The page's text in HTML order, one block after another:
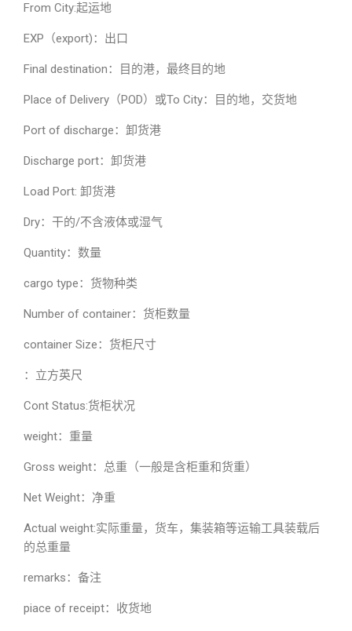
From City:起运地
EXP（export)：出口
Final destination：目的港，最终目的地
Place of Delivery（POD）或To City：目的地，交货地
Port of discharge：卸货港
Discharge port：卸货港
Load Port: 卸货港
Dry：干的/不含液体或湿气
Quantity：数量
cargo type：货物种类
Number of container：货柜数量
container Size：货柜尺寸
：立方英尺
Cont Status:货柜状况
weight：重量
Gross weight：总重（一般是含柜重和货重）
Net Weight：净重
Actual weight:实际重量，货车，集装箱等运输工具装载后
的总重量
remarks：备注
piace of receipt：收货地